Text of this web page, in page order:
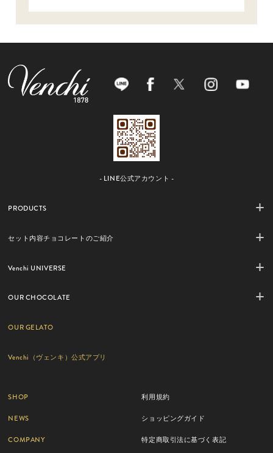
- LINE公式アカウント -
PRODUCTS
セット内容チョコレートのご紹介
Venchi UNIVERSE
OUR CHOCOLATE
OUR GELATO
Venchi（ヴェンキ）公式アプリ
SHOP
NEWS
COMPANY
利用規約
ショッピングガイド
特定商取引法に基づく表記